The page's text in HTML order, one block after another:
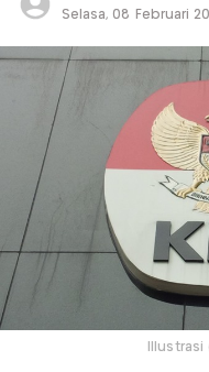
Selasa, 08 Februari